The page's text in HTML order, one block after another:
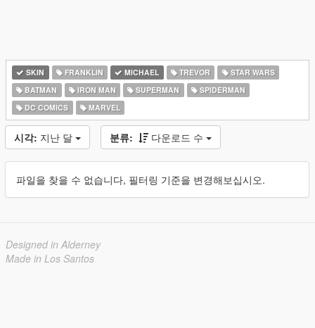
SKIN FRANKLIN MICHAEL TREVOR
STAR WARS
BATMAN
IRON MAN SUPERMAN
SPIDERMAN
DC COMICS
MARVEL
시각: 지난 달 분류: 다운로드 수
파일을 찾을 수 없습니다, 필터링 기준을 변경해보십시오.
Designed in Alderney
Made in Los Santos